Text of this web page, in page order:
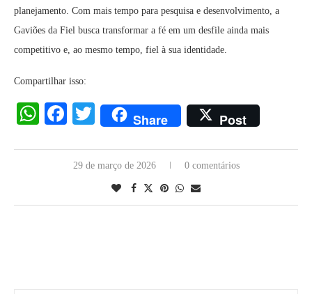
planejamento. Com mais tempo para pesquisa e desenvolvimento, a
Gaviões da Fiel busca transformar a fé em um desfile ainda mais
competitivo e, ao mesmo tempo, fiel à sua identidade.
Compartilhar isso:
WhatsApp
Facebook
Twitter
Share Post
29 de março de 2026 0 comentários